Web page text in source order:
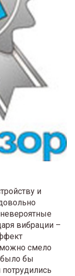
и
вибрации –
можно смело
было бы